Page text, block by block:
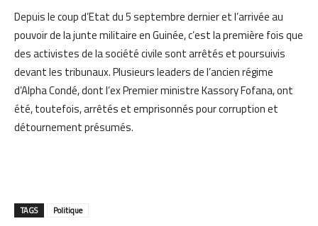
Depuis le coup d’Etat du 5 septembre dernier et l’arrivée au
pouvoir de la junte militaire en Guinée, c’est la première fois que
des activistes de la société civile sont arrêtés et poursuivis
devant les tribunaux. Plusieurs leaders de l’ancien régime
d’Alpha Condé, dont l’ex Premier ministre Kassory Fofana, ont
été, toutefois, arrêtés et emprisonnés pour corruption et
détournement présumés.
TAGS Politique